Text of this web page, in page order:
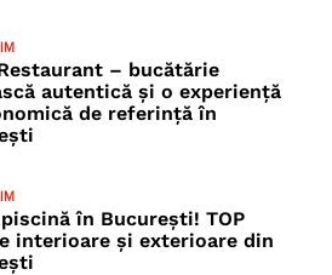
– bucătărie
autentică și o experiență
de referință în
în București! TOP
interioare și exterioare din